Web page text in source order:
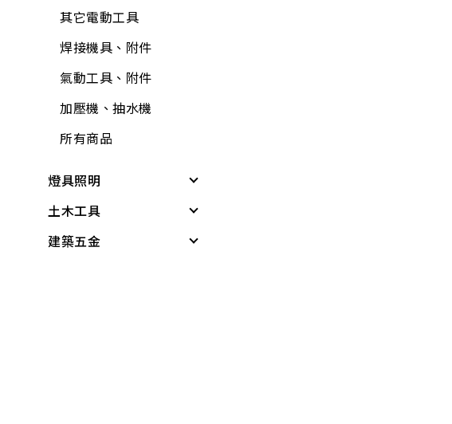
濾器、逆滲透附件
清掃用具
塑鋼土
鉗
電線
螺絲.壁虎(膨脹螺絲)
所有商品
3C用品
冷氣、電視搖控器
汽、機車用品
文具用品
包裝材料
洗衣機附件
冷氣附件
水塔、水塔附件
水管夾具(管束、管
夾)
不銹鋼(銅)接頭
PVC管、鐵管
PVC管接頭
其它電動工具
焊接機具、附件
氣動工具、附件
加壓機、抽水機
所有商品
燈具照明
其他燈具
感應燈具
土木工具
無塵室商品
建築五金